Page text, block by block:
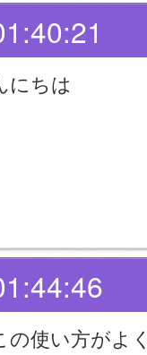
にちは
の使い方がよ